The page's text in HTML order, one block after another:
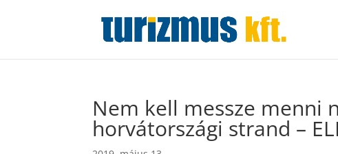
Nem kell messze menni
horvátországi strand –